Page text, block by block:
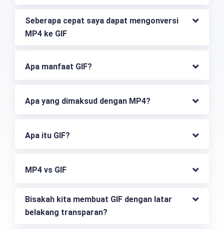
Seberapa cepat saya dapat mengonversi
MP4 ke GIF
Apa manfaat GIF?
Apa yang dimaksud dengan MP4?
Apa itu GIF?
MP4 vs GIF
Bisakah kita membuat GIF dengan latar
belakang transparan?